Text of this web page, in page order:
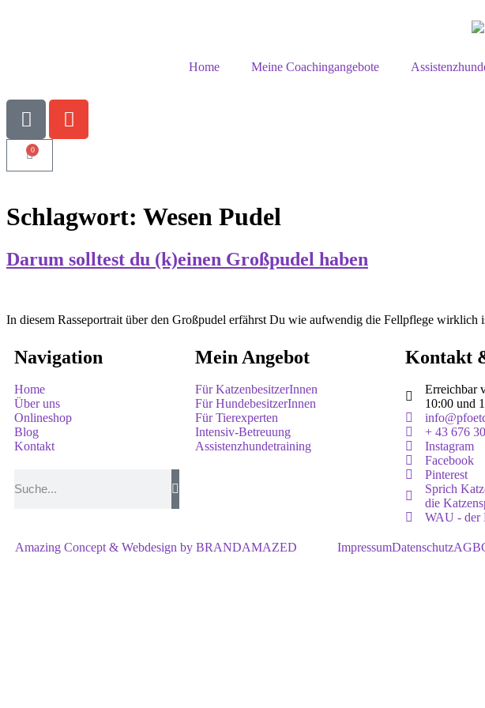
Home Meine Coachingangebote
0
Schlagwort: Wesen Pudel
Darum solltest du (k)einen Großpudel haben
In diesem Rasseportrait über den Großpudel erfährst Du wie aufwendig die Fellpflege
Navigation
Home
Über uns
Onlineshop
Blog
Kontakt
Mein Angebot
Für KatzenbesitzerInnen
Für HundebesitzerInnen
Für Tierexperten
Intensiv-Betreuung
Assistenzhundetraining
Kontakt
Erreichbar
10:00 und
+ 43 676
Instagram
Facebook
Pinterest
Sprich
die
WAU - der
Amazing Concept & Webdesign by BRANDAMAZED ImpressumDatenschutzAGB